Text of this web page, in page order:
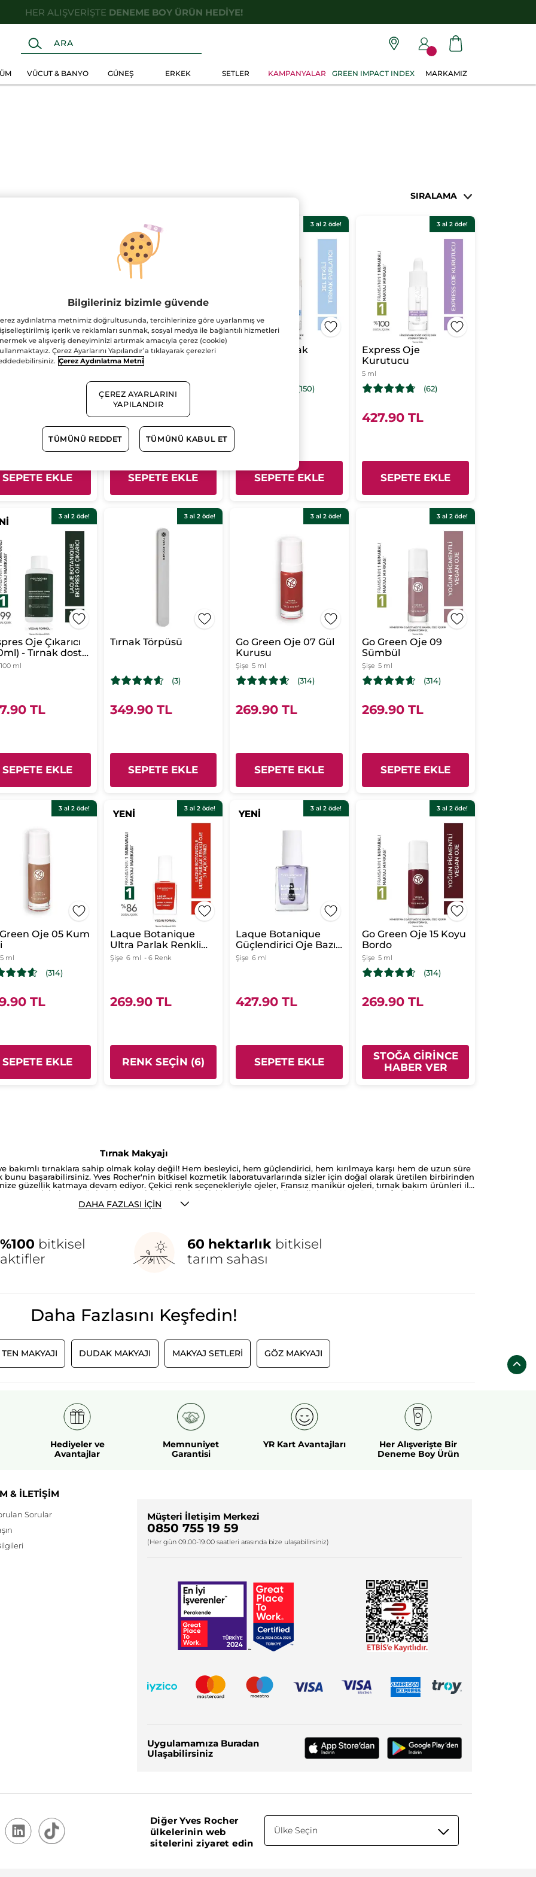
HER ALIŞVERİŞTE DENEME BOY ÜRÜN HEDİYE!
VÜCUT & BANYO GÜNEŞ ERKEK SETLER KAMPANYALAR GREEN IMPACT INDEX MARKAMIZ
SIRALAMA
Tırnak Bakım
SEPETE EKLE
Go Green Oje 04 Bej
Pembe
269.90 TL
SEPETE EKLE
3 al 2 öde!
Jel Etkili Tırnak
(150)
SEPETE EKLE
3 al 2 öde!
Express Oje
Kurutucu
5 ml
(62)
427.90 TL
SEPETE EKLE
3 al 2 öde!
Oje Çıkarıcı
- Tırnak dostu
100 ml
TL
SEPETE EKLE
3 al 2 öde!
Tırnak Törpüsü
(3)
349.90 TL
SEPETE EKLE
3 al 2 öde!
Go Green Oje 07 Gül
Kurusu
Şişe 5 ml
(314)
269.90 TL
SEPETE EKLE
3 al 2 öde!
Go Green Oje 09
Sümbül
Şişe 5 ml
(314)
269.90 TL
SEPETE EKLE
3 al 2 öde!
Oje 05 Kum
5 ml
(314)
TL
SEPETE EKLE
YENİ
YENİ 3 al 2 öde!
Laque Botanique
Ultra Parlak Renkli
Vegan Oje
Şişe 6 ml - 6 Renk
269.90 TL
RENK SEÇIN (6)
YENİ
YENİ 3 al 2 öde!
Laque Botanique
Güçlendirici Oje Bazı
Tırnak Dostu & Vegan
Şişe 6 ml
427.90 TL
SEPETE EKLE
3 al 2 öde!
Go Green Oje 15 Koyu
Bordo
Şişe 5 ml
(314)
269.90 TL
STOĞA GİRİNCE
HABER VER
Tırnak Makyajı
bakımlı tırnaklara sahip olmak kolay değil! Hem besleyici, hem güçlendirici, hem kırılmaya karşı hem de uzun süre
başarabilirsiniz. Yves Rocher'nin bitkisel kozmetik laboratuvarlarında sizler için doğal olarak üretilen birbirinden
güzellik katmaya devam ediyor. Çekici renk seçenekleriyle ojeler, Fransız manikür ojeleri, tırnak bakım ürünleri ile
tırnak bakım ürünlerini seçmek için ürünlerimizi inceleyin ve bu önemli detayı Yves Rocher farkıyla yaşayın!
DAHA FAZLASI İÇIN
%100 bitkisel
aktifler
60 hektarlıkbitkisel
tarım sahası
Daha Fazlasını Keşfedin!
TEN MAKYAJI DUDAK MAKYAJI MAKYAJ SETLERI GÖZ MAKYAJI
Hediyeler ve
Avantajlar
Memnuniyet
Garantisi
YR Kart Avantajları
Her Alışverişte Bir
Deneme Boy Ürün
& İLETİŞİM
Sorular
Müşteri İletişim Merkezi
0850 755 19 59
(Her gün 09.00-19.00 saatleri arasında bize ulaşabilirsiniz)
Uygulamamıza Buradan
Ulaşabilirsiniz
Diğer Yves Rocher
ülkelerinin web
sitelerini ziyaret edin
Ülke Seçin
Bilgileriniz bizimle güvende
aydınlatma metnimiz doğrultusunda, tercihlerinize göre uyarlanmış ve
içerik ve reklamları sunmak, sosyal medya ile bağlantılı hizmetleri
ve alışveriş deneyiminizi artırmak amacıyla çerez (cookie)
Çerez Ayarlarını Yapılandır’a tıklayarak çerezleri
Çerez Aydınlatma Metni
ÇEREZ AYARLARINI
YAPILANDIR
TÜMÜNÜ REDDET TÜMÜNÜ KABUL ET